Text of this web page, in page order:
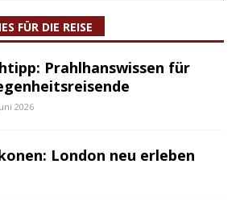
FÜR DIE REISE
Prahlhanswissen für
2026
London neu erleben